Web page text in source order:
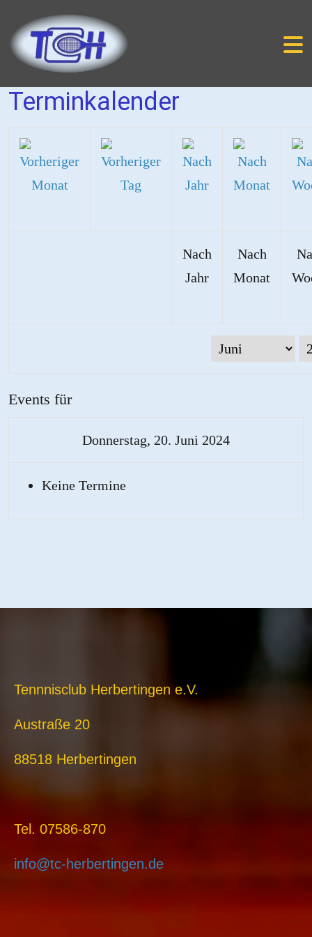
Terminkalender
Nach
Jahr
Nach
Monat
Events für
Donnerstag, 20. Juni 2024
Keine Termine
Tennnisclub Herbertingen e.V.
Austraße 20
88518 Herbertingen
Tel. 07586-870
info@tc-herbertingen.de